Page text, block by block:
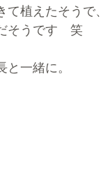
植えたそうで、
そうです　笑
一緒に。